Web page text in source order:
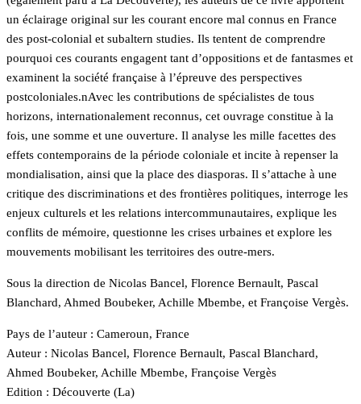
un éclairage original sur les courant encore mal connus en France
des post-colonial et subaltern studies. Ils tentent de comprendre
pourquoi ces courants engagent tant d’oppositions et de fantasmes et
examinent la société française à l’épreuve des perspectives
postcoloniales.nAvec les contributions de spécialistes de tous
horizons, internationalement reconnus, cet ouvrage constitue à la
fois, une somme et une ouverture. Il analyse les mille facettes des
effets contemporains de la période coloniale et incite à repenser la
mondialisation, ainsi que la place des diasporas. Il s’attache à une
critique des discriminations et des frontières politiques, interroge les
enjeux culturels et les relations intercommunautaires, explique les
conflits de mémoire, questionne les crises urbaines et explore les
mouvements mobilisant les territoires des outre-mers.
Sous la direction de Nicolas Bancel, Florence Bernault, Pascal
Blanchard, Ahmed Boubeker, Achille Mbembe, et Françoise Vergès.
Pays de l’auteur : Cameroun, France
Auteur : Nicolas Bancel, Florence Bernault, Pascal Blanchard,
Ahmed Boubeker, Achille Mbembe, Françoise Vergès
Edition : Découverte (La)